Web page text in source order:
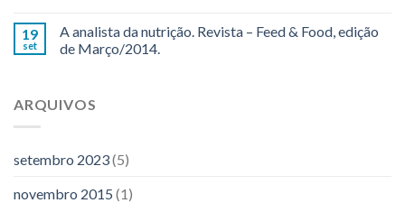
19
set
A analista da nutrição. Revista – Feed & Food, edição
de Março/2014.
ARQUIVOS
setembro 2023(5)
novembro 2015 (1)